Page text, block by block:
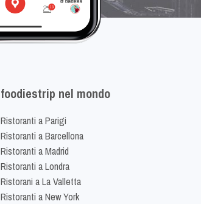
foodiestrip nel mondo
Ristoranti a Parigi
Ristoranti a Barcellona
Ristoranti a Madrid
Ristoranti a Londra
Ristorani a La Valletta
Ristoranti a New York